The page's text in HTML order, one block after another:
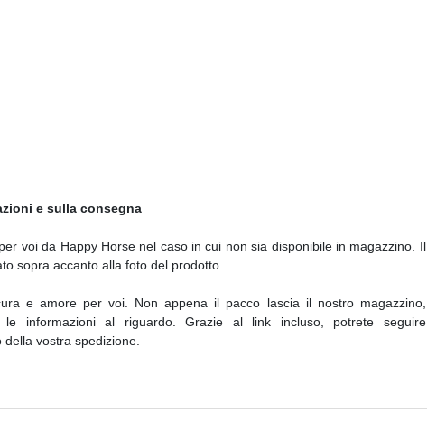
e sulla consegna
voi da Happy Horse nel caso in cui non sia disponibile in magazzino. Il
sopra accanto alla foto del prodotto.
e amore per voi. Non appena il pacco lascia il nostro magazzino,
informazioni al riguardo. Grazie al link incluso, potrete seguire
vostra spedizione.